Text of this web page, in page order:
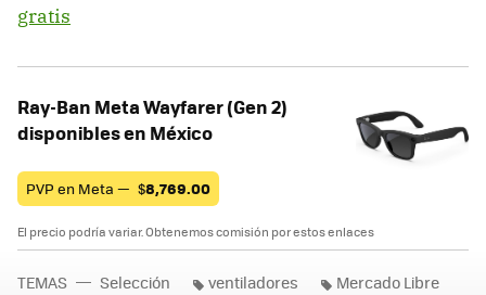
gratis
Ray-Ban Meta Wayfarer (Gen 2)
disponibles en México
PVP en Meta — $8,769.00
El precio podría variar. Obtenemos comisión por estos enlaces
TEMAS Selección ventiladores Mercado Libre